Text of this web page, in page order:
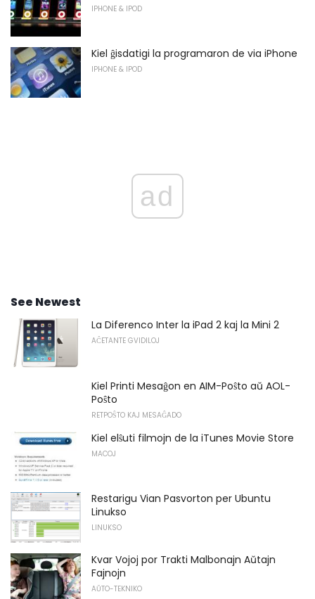
IPHONE & IPOD
Kiel ĝisdatigi la programaron de via iPhone
IPHONE & IPOD
ad
See Newest
La Diferenco Inter la iPad 2 kaj la Mini 2
AĈETANTE GVIDILOJ
Kiel Printi Mesaĝon en AIM-Poŝto aŭ AOL-
Poŝto
RETPOŜTO KAJ MESAĜADO
Kiel elŝuti filmojn de la iTunes Movie Store
MACOJ
Restarigu Vian Pasvorton per Ubuntu
Linukso
LINUKSO
Kvar Vojoj por Trakti Malbonajn Aŭtajn
Fajnojn
AŬTO-TEKNIKO